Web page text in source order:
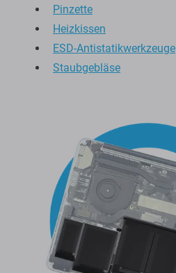
Pinzette
Heizkissen
ESD-Antistatikwerkzeuge
Staubgebläse